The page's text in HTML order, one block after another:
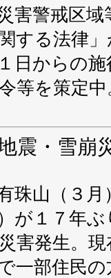
害警戒区
する法律
日からの
等を策定中
震・雪崩
珠山（３
が１７年
害発生。
一部住民